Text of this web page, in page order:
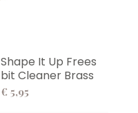
Shape It Up Frees
bit Cleaner Brass
€ 5,95